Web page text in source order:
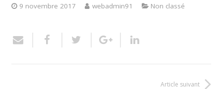
9 novembre 2017 webadmin91 Non classé
Article suivant